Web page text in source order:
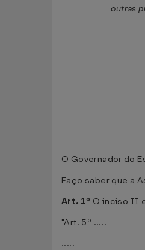
outras
O Governador do
Faço saber que a
Art. 1º O inciso II
"Art. 5º .....
.....